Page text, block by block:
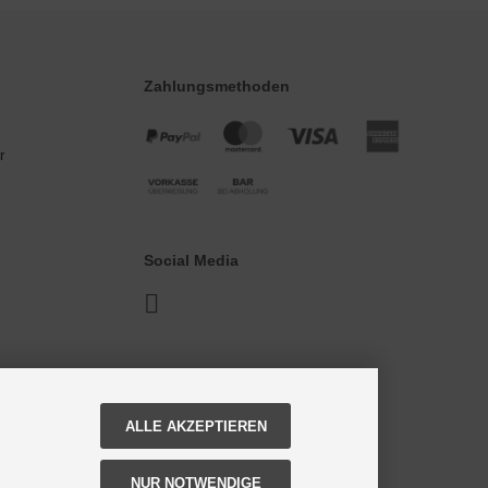
Zahlungsmethoden
Social Media
ALLE AKZEPTIEREN
NUR NOTWENDIGE